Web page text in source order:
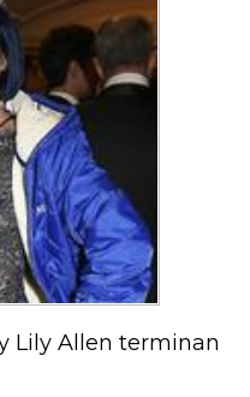
Lily Allen terminan